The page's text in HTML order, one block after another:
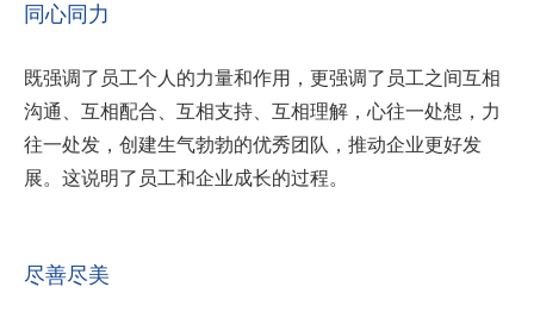
同心同力
既强调了员工个人的力量和作用，更强调了员工之间互相
沟通、互相配合、互相支持、互相理解，心往一处想，力
往一处发，创建生气勃勃的优秀团队，推动企业更好发
展。这说明了员工和企业成长的过程。
尽善尽美